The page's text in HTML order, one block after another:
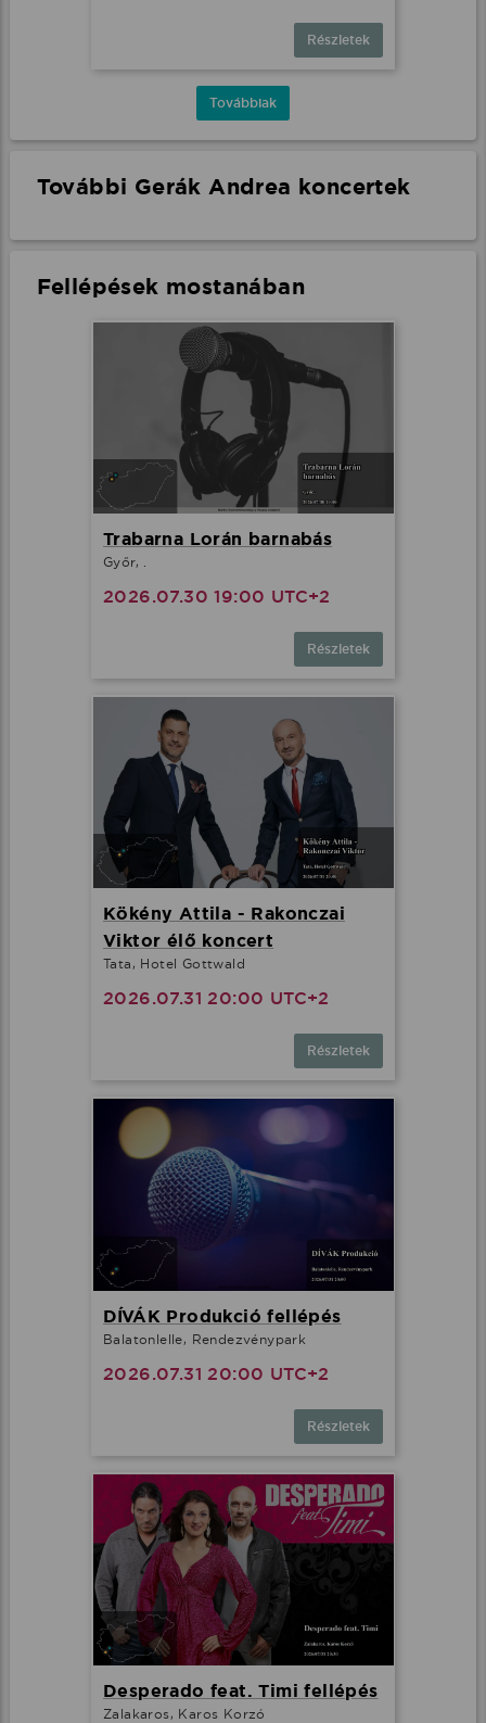
Részletek
Továbbiak
További Gerák Andrea koncertek
Fellépések mostanában
Trabarna Lorán barnabás
Győr, .
2026.07.30 19:00 UTC+2
Részletek
Kökény Attila - Rakonczai
Viktor élő koncert
Tata, Hotel Gottwald
2026.07.31 20:00 UTC+2
Részletek
DÍVÁK Produkció fellépés
Balatonlelle, Rendezvénypark
2026.07.31 20:00 UTC+2
Részletek
Desperado feat. Timi fellépés
Zalakaros, Karos Korzó